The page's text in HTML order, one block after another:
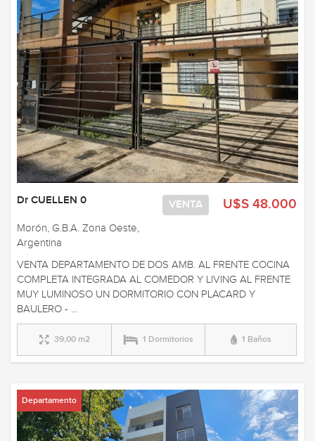
U$S 48.000
VENTA
Dr CUELLEN 0
Morón, G.B.A. Zona Oeste,
Argentina
VENTA DEPARTAMENTO DE DOS AMB. AL FRENTE COCINA
COMPLETA INTEGRADA AL COMEDOR Y LIVING AL FRENTE
MUY LUMINOSO UN DORMITORIO CON PLACARD Y
BAULERO - ...
39,00 m2 1 Dormitorios 1 Baños
Departamento